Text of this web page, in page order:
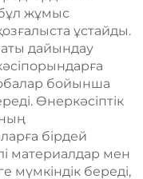
бұл жұмыс
ұстайды.
дайындау
бойынша
Өнеркәсіптік
бірдей
материалдар мен
мүмкіндік береді,